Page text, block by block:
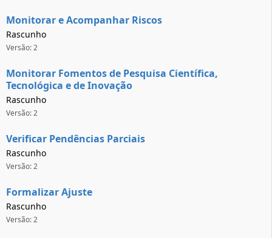
Monitorar e Acompanhar Riscos
Rascunho
Versão: 2
Monitorar Fomentos de Pesquisa Científica,
Tecnológica e de Inovação
Rascunho
Versão: 2
Verificar Pendências Parciais
Rascunho
Versão: 2
Formalizar Ajuste
Rascunho
Versão: 2